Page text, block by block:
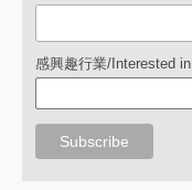
感興趣行業/Interested in